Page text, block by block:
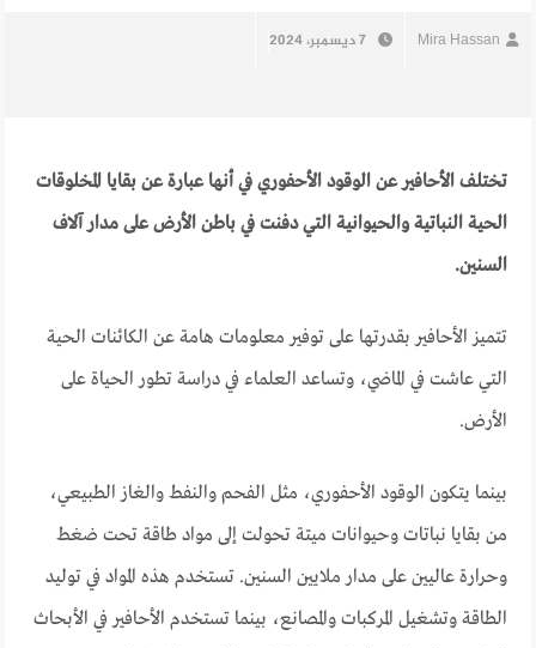
Mira Hassan 7 ديسمبر، 2024
تختلف الأحافير عن الوقود الأحفوري في أنها عبارة عن بقايا المخلوقات
الحية النباتية والحيوانية التي دفنت في باطن الأرض على مدار آلاف
السنين.
تتميز الأحافير بقدرتها على توفير معلومات هامة عن الكائنات الحية
التي عاشت في الماضي، وتساعد العلماء في دراسة تطور الحياة على
الأرض.
بينما يتكون الوقود الأحفوري، مثل الفحم والنفط والغاز الطبيعي،
من بقايا نباتات وحيوانات ميتة تحولت إلى مواد طاقة تحت ضغط
وحرارة عاليين على مدار ملايين السنين. تستخدم هذه المواد في توليد
الطاقة وتشغيل المركبات والمصانع، بينما تستخدم الأحافير في الأبحاث